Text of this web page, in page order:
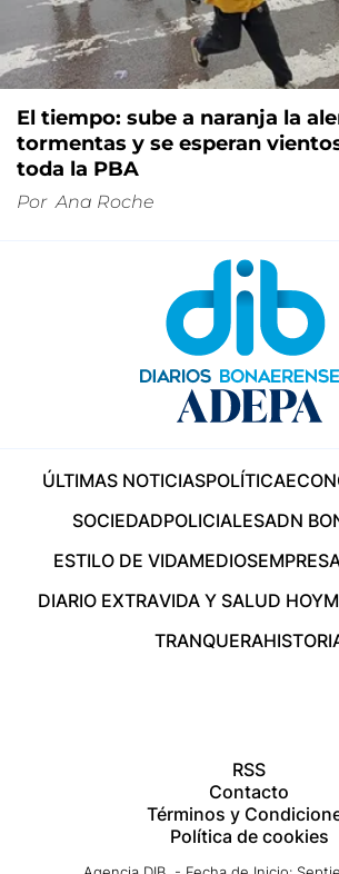
El tiempo: sube a naranja la
tormentas y se esperan
toda la PBA
Por Ana Roche
ÚLTIMAS NOTICIASPOLÍTICA
SOCIEDADPOLICIALESADN
ESTILO DE VIDAMEDIOS
DIARIO EXTRAVIDA Y SALUD HOY
TRANQUERA
RSS
Contacto
Términos y
Política de cookies